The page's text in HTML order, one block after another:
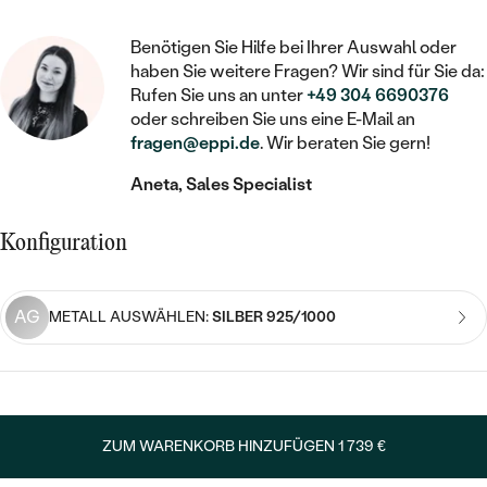
IM SET
NACH PREIS
LUXURIÖSE
EINFASSEN
FARBIGE DIAMANTEN ZUM EINFASSEN
NACH EDELSTEIN
MIT DIAMANT
MIT MOISSANIT
MIT SCHWARZEN DIAMANTEN
SCHMUCK FÜR KINDER
BROSCHEN
SCHMUCKZUBEHÖR
GOLD
SILBER
DIAMANTSCHMUCK
PIERCINGS
NACH STEIN
MIT DIAMANT
MIT EDELSTEIN
PERLENOHRRINGE
LUXURIÖSE
MEDAILLON
KETTEN
HERZKETTEN
MIT TIEREN
NACH EDELSTEIN
MIT DIAMANT
PERLENKETTEN
NACH PREIS
SIEGELRINGE
PERSONALISIERT
NACH EDELSTEIN
PERLENRINGE
PREISWERTE
Benötigen Sie Hilfe bei Ihrer Auswahl oder
haben Sie weitere Fragen? Wir sind für Sie da:
Rufen Sie uns an unter+49 304 6690376
oder schreiben Sie uns eine E-Mail an
fragen@eppi.de. Wir beraten Sie gern!
Aneta, Sales Specialist
Konfiguration
AG METALL AUSWÄHLEN:SILBER 925/1000
ZUM WARENKORB HINZUFÜGEN 1 739 €